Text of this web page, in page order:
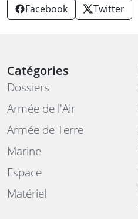
Facebook Twitter
Catégories
Dossiers
Armée de l'Air
Armée de Terre
Marine
Espace
Matériel